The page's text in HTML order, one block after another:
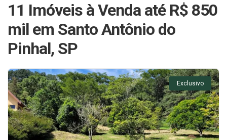
11 Imóveis à Venda até R$ 850
mil em Santo Antônio do
Pinhal, SP
Exclusivo